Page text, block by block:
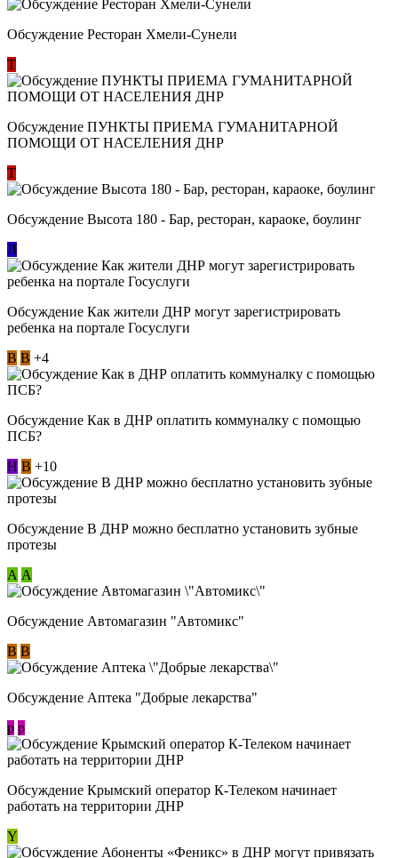
Обсуждение Ресторан Хмели-Сунели
Т
Обсуждение ​ПУНКТЫ ПРИЕМА ГУМАНИТАРНОЙ
ПОМОЩИ ОТ НАСЕЛЕНИЯ ДНР
Т
Обсуждение Высота 180 - Бар, ресторан, караоке, боулинг
Л
Обсуждение Как жители ДНР могут зарегистрировать
ребенка на портале Госуслуги
В В +4
Обсуждение Как в ДНР оплатить коммуналку с помощью
ПСБ?
Н В +10
Обсуждение В ДНР можно бесплатно установить зубные
протезы
А А
Обсуждение Автомагазин "Автомикс"
В В
Обсуждение Аптека "Добрые лекарства"
p p
Обсуждение Крымский оператор К-Телеком начинает
работать на территории ДНР
Y